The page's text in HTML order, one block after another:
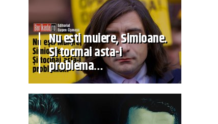
Nu ești muiere, Simioane.
Și tocmai asta-i
problema…